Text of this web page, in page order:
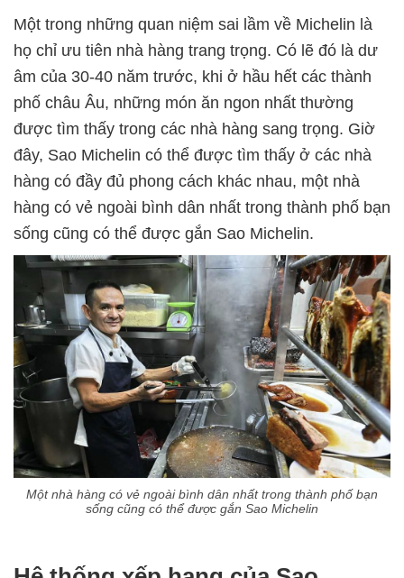
Một trong những quan niệm sai lầm về Michelin là
họ chỉ ưu tiên nhà hàng trang trọng. Có lẽ đó là dư
âm của 30-40 năm trước, khi ở hầu hết các thành
phố châu Âu, những món ăn ngon nhất thường
được tìm thấy trong các nhà hàng sang trọng. Giờ
đây, Sao Michelin có thể được tìm thấy ở các nhà
hàng có đầy đủ phong cách khác nhau, một nhà
hàng có vẻ ngoài bình dân nhất trong thành phố bạn
sống cũng có thể được gắn Sao Michelin.
Một nhà hàng có vẻ ngoài bình dân nhất trong thành phố bạn
sống cũng có thể được gắn Sao Michelin